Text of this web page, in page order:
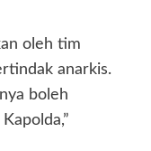
oleh tim
anarkis.
boleh